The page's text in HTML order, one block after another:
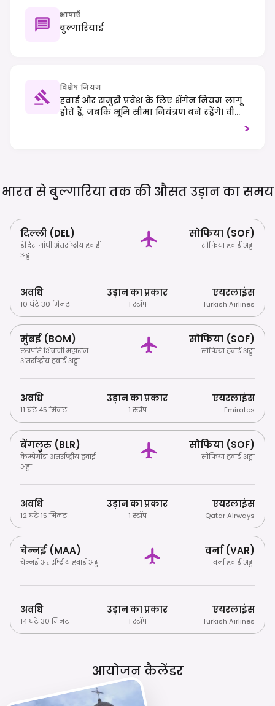
भाषाएँ
बुल्गारियाई
विशेष नियम
हवाई और समुद्री प्रवेश के लिए शेंगेन नियम लागू
होते हैं, जबकि भूमि सीमा नियंत्रण बने रहेंगे। वीज़ा-
मुक्त गैर-यूरोपीय संघ के नागरिकों के लिए ETIAS>
भारत से बुल्गारिया तक की औसत उड़ान कासमय
दिल्ली (DEL)
इंदिरा गांधी अंतर्राष्ट्रीय हवाई
अड्डा
सोफिया (SOF)
सोफिया हवाई अड्डा
अवधि
10 घंटे 30 मिनट
उड़ान का प्रकार
1 स्टॉप
एयरलाइंस
Turkish Airlines
मुंबई (BOM)
छत्रपति शिवाजी महाराज
अंतर्राष्ट्रीय हवाई अड्डा
सोफिया (SOF)
सोफिया हवाई अड्डा
अवधि
11 घंटे 45 मिनट
उड़ान का प्रकार
1 स्टॉप
एयरलाइंस
Emirates
बेंगलुरु (BLR)
केम्पेगौडा अंतर्राष्ट्रीय हवाई
अड्डा
सोफिया (SOF)
सोफिया हवाई अड्डा
अवधि
12 घंटे 15 मिनट
उड़ान का प्रकार
1 स्टॉप
एयरलाइंस
Qatar Airways
चेन्नई (MAA)
चेन्नई अंतर्राष्ट्रीय हवाई अड्डा
वर्ना (VAR)
वर्ना हवाई अड्डा
अवधि
14 घंटे 30 मिनट
उड़ान का प्रकार
1 स्टॉप
एयरलाइंस
Turkish Airlines
आयोजन कैलेंडर